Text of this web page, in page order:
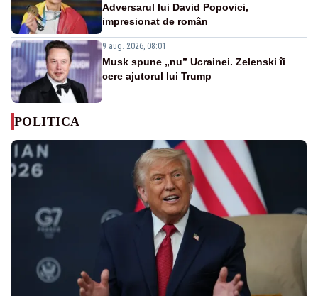
Adversarul lui David Popovici,
impresionat de român
9 aug. 2026, 08:01
Musk spune „nu” Ucrainei. Zelenski îi
cere ajutorul lui Trump
POLITICA